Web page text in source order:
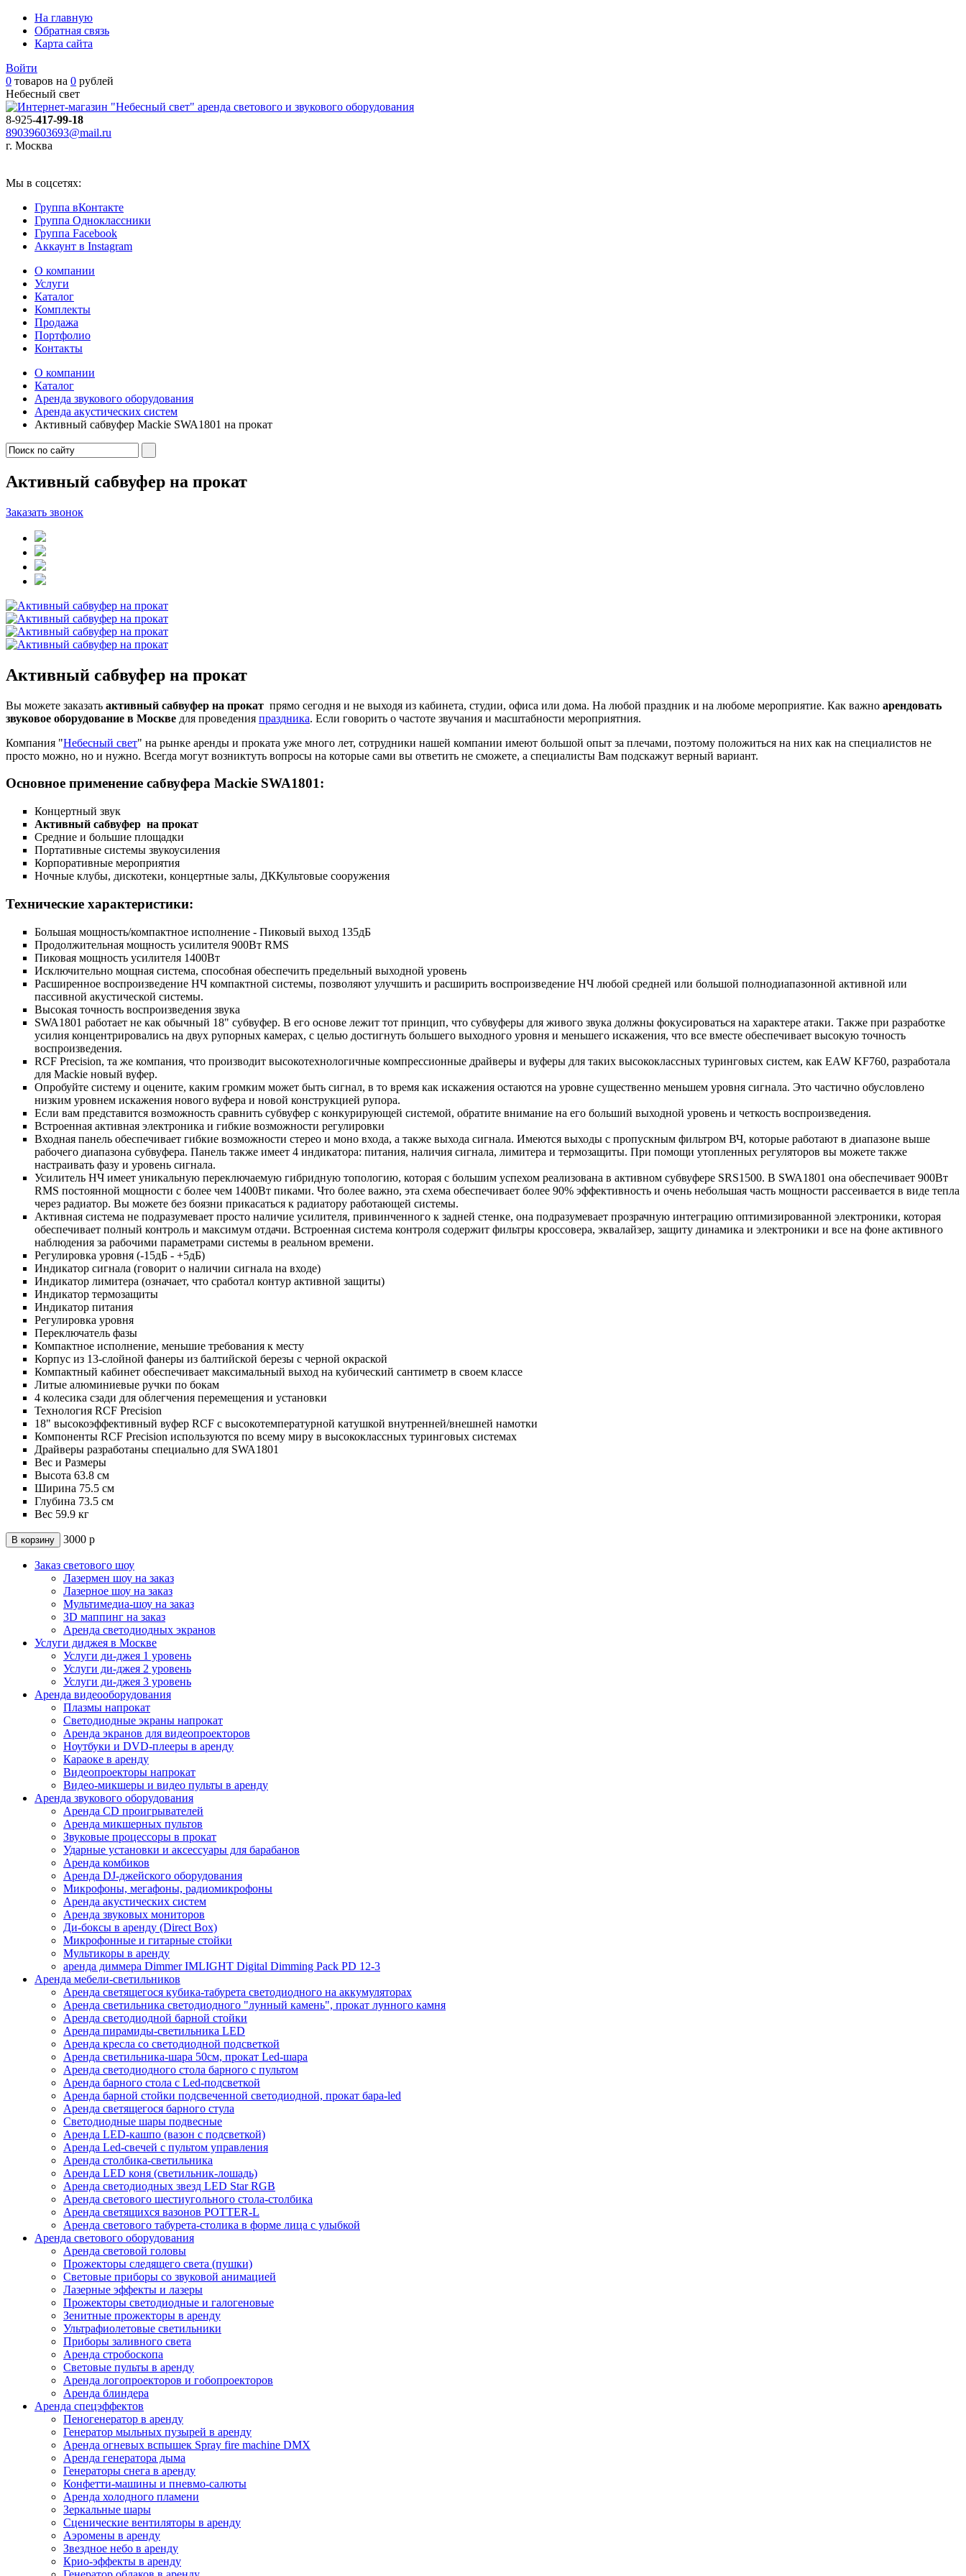
На главную
Обратная связь
Карта сайта
Войти
0 товаров на 0 рублей
Небесный свет
аренда светового и звукового оборудования
8-925-417-99-18
89039603693@mail.ru
г. Москва
Мы в соцсетях:
Группа вКонтакте
Группа Одноклассники
Группа Facebook
Аккаунт в Instagram
О компании
Услуги
Каталог
Комплекты
Продажа
Портфолио
Контакты
О компании
Каталог
Аренда звукового оборудования
Аренда акустических систем
Активный сабвуфер Mackie SWA1801 на прокат
Активный сабвуфер на прокат
Заказать звонок
Активный сабвуфер на прокат
Вы можете заказать активный сабвуфер на прокат прямо сегодня и не выходя из кабинета, студии, офиса или дома. На любой праздник и на любоме мероприятие. Как важно арендовать
звуковое оборудование в Москве для проведения праздника. Если говорить о частоте звучания и масштабности мероприятния.
Компания "Небесный свет" на рынке аренды и проката уже много лет, сотрудники нашей компании имеют большой опыт за плечами, поэтому положиться на них как на специалистов не
просто можно, но и нужно. Всегда могут возниктуть вопросы на которые сами вы ответить не сможете, а специалисты Вам подскажут верный вариант.
Основное применение сабвуфера Mackie SWA1801:
Концертный звук
Активный сабвуфер на прокат
Средние и большие площадки
Портативные системы звукоусиления
Корпоративные мероприятия
Ночные клубы, дискотеки, концертные залы, ДККультовые сооружения
Технические характеристики:
Большая мощность/компактное исполнение - Пиковый выход 135дБ
Продолжительная мощность усилителя 900Вт RMS
Пиковая мощность усилителя 1400Вт
Исключительно мощная система, способная обеспечить предельный выходной уровень
Расширенное воспроизведение НЧ компактной системы, позволяют улучшить и расширить воспроизведение НЧ любой средней или большой полнодиапазонной активной или
пассивной акустической системы.
Высокая точность воспроизведения звука
SWA1801 работает не как обычный 18" субвуфер. В его основе лежит тот принцип, что субвуферы для живого звука должны фокусироваться на характере атаки. Также при разработке
усилия концентрировались на двух рупорных камерах, с целью достигнуть большего выходного уровня и меньшего искажения, что все вместе обеспечивает высокую точность
воспроизведения.
RCF Precision, та же компания, что производит высокотехнологичные компрессионные драйверы и вуферы для таких высококлассных туринговых систем, как EAW KF760, разработала
для Mackie новый вуфер.
Опробуйте систему и оцените, каким громким может быть сигнал, в то время как искажения остаются на уровне существенно меньшем уровня сигнала. Это частично обусловлено
низким уровнем искажения нового вуфера и новой конструкцией рупора.
Если вам представится возможность сравнить субвуфер с конкурирующей системой, обратите внимание на его больший выходной уровень и четкость воспроизведения.
Встроенная активная электроника и гибкие возможности регулировки
Входная панель обеспечивает гибкие возможности стерео и моно входа, а также выхода сигнала. Имеются выходы с пропускным фильтром ВЧ, которые работают в диапазоне выше
рабочего диапазона субвуфера. Панель также имеет 4 индикатора: питания, наличия сигнала, лимитера и термозащиты. При помощи утопленных регуляторов вы можете также
настраивать фазу и уровень сигнала.
Усилитель НЧ имеет уникальную переключаемую гибридную топологию, которая с большим успехом реализована в активном субвуфере SRS1500. В SWA1801 она обеспечивает 900Вт
RMS постоянной мощности с более чем 1400Вт пиками. Что более важно, эта схема обеспечивает более 90% эффективность и очень небольшая часть мощности рассеивается в виде тепла
через радиатор. Вы можете без боязни прикасаться к радиатору работающей системы.
Активная система не подразумевает просто наличие усилителя, привинченного к задней стенке, она подразумевает прозрачную интеграцию оптимизированной электроники, которая
обеспечивает полный контроль и максимум отдачи. Встроенная система контроля содержит фильтры кроссовера, эквалайзер, защиту динамика и электроники и все на фоне активного
наблюдения за рабочими параметрами системы в реальном времени.
Регулировка уровня (-15дБ - +5дБ)
Индикатор сигнала (говорит о наличии сигнала на входе)
Индикатор лимитера (означает, что сработал контур активной защиты)
Индикатор термозащиты
Индикатор питания
Регулировка уровня
Переключатель фазы
Компактное исполнение, меньшие требования к месту
Корпус из 13-слойной фанеры из балтийской березы с черной окраской
Компактный кабинет обеспечивает максимальный выход на кубический сантиметр в своем классе
Литые алюминиевые ручки по бокам
4 колесика сзади для облегчения перемещения и установки
Технология RCF Precision
18" высокоэффективный вуфер RCF с высокотемпературной катушкой внутренней/внешней намотки
Компоненты RCF Precision используются по всему миру в высококлассных туринговых системах
Драйверы разработаны специально для SWA1801
Вес и Размеры
Высота 63.8 см
Ширина 75.5 см
Глубина 73.5 см
Вес 59.9 кг
В корзину 3000 р
Заказ светового шоу
Лазермен шоу на заказ
Лазерное шоу на заказ
Мультимедиа-шоу на заказ
3D маппинг на заказ
Аренда светодиодных экранов
Услуги диджея в Москве
Услуги ди-джея 1 уровень
Услуги ди-джея 2 уровень
Услуги ди-джея 3 уровень
Аренда видеооборудования
Плазмы напрокат
Светодиодные экраны напрокат
Аренда экранов для видеопроекторов
Ноутбуки и DVD-плееры в аренду
Караоке в аренду
Видеопроекторы напрокат
Видео-микшеры и видео пульты в аренду
Аренда звукового оборудования
Аренда CD проигрывателей
Аренда микшерных пультов
Звуковые процессоры в прокат
Ударные установки и аксессуары для барабанов
Аренда комбиков
Аренда DJ-джейского оборудования
Микрофоны, мегафоны, радиомикрофоны
Аренда акустических систем
Аренда звуковых мониторов
Ди-боксы в аренду (Direct Box)
Микрофонные и гитарные стойки
Мультикоры в аренду
аренда диммера Dimmer IMLIGHT Digital Dimming Pack PD 12-3
Аренда мебели-светильников
Аренда светящегося кубика-табурета светодиодного на аккумуляторах
Аренда светильника светодиодного "лунный камень", прокат лунного камня
Аренда светодиодной барной стойки
Аренда пирамиды-светильника LED
Аренда кресла со светодиодной подсветкой
Аренда светильника-шара 50см, прокат Led-шара
Аренда светодиодного стола барного с пультом
Аренда барного стола с Led-подсветкой
Аренда барной стойки подсвеченной светодиодной, прокат бара-led
Аренда светящегося барного стула
Светодиодные шары подвесные
Аренда LED-кашпо (вазон с подсветкой)
Аренда Led-свечей с пультом управления
Аренда столбика-светильника
Аренда LED коня (светильник-лошадь)
Аренда светодиодных звезд LED Star RGB
Аренда светового шестиугольного стола-столбика
Аренда светящихся вазонов POTTER-L
Аренда светового табурета-столика в форме лица с улыбкой
Аренда светового оборудования
Аренда световой головы
Прожекторы следящего света (пушки)
Световые приборы со звуковой анимацией
Лазерные эффекты и лазеры
Прожекторы светодиодные и галогеновые
Зенитные прожекторы в аренду
Ультрафиолетовые светильники
Приборы заливного света
Аренда стробоскопа
Световые пульты в аренду
Аренда логопроекторов и гобопроекторов
Аренда блиндера
Аренда спецэффектов
Пеногенератор в аренду
Генератор мыльных пузырей в аренду
Аренда огневых вспышек Spray fire machine DMX
Аренда генератора дыма
Генераторы снега в аренду
Конфетти-машины и пневмо-салюты
Аренда холодного пламени
Зеркальные шары
Сценические вентиляторы в аренду
Аэромены в аренду
Звездное небо в аренду
Крио-эффекты в аренду